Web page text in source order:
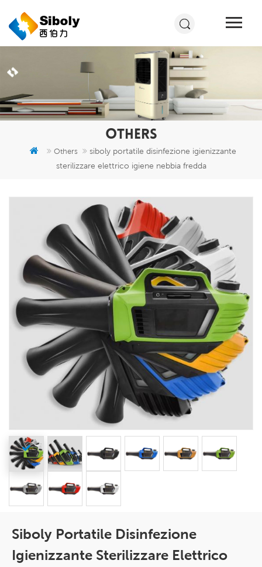
OTHERS
Others
siboly portatile disinfezione igienizzante
sterilizzare elettrico igiene nebbia fredda
Siboly Portatile Disinfezione
Igienizzante Sterilizzare Elettrico